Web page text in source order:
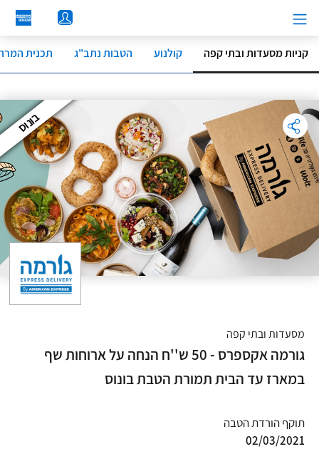
לתוכן
קניות מסעדות ובתי קפה קולנוע הטבות נתב"ג תכנית
בונוס
מסעדות ובתי קפה
גורמה אקספרס - 50 ש''ח הנחה על ארוחות שף
במארז עד הבית תמורת הטבת בונוס
תוקף הורדת הטבה
02/03/2021